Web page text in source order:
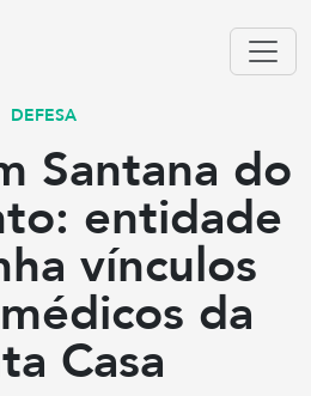
DEFESA
Santana do
entidade
vínculos
da
Casa